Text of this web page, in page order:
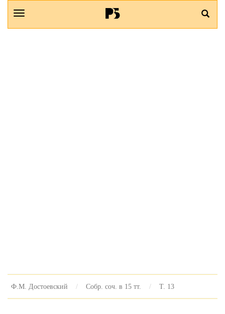
Ф.М. Достоевский Собр. соч. в 15 тт. Т. 13